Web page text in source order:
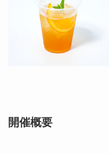
開催概要